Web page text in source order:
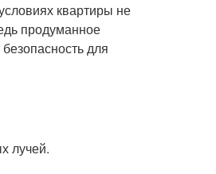
квартиры не
продуманное
для
лучей.